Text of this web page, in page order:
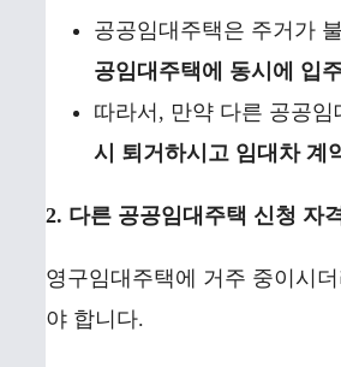
공공임대주택은 주거가
공임대주택에 동시에 입
따라서, 만약 다른 공공
시 퇴거하시고 임대차 계
2. 다른 공공임대주택 신청 자격
영구임대주택에 거주 중이시
야 합니다.